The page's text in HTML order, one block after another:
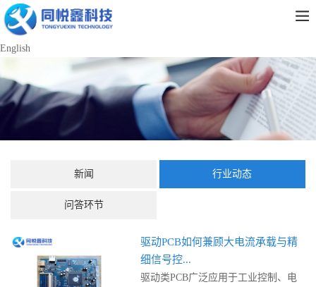
English
新闻 行业动态
问答环节
驱动PCB如何兼顾大电流承载与精
细信号控...
驱动类PCB广泛应用于工业控制、电